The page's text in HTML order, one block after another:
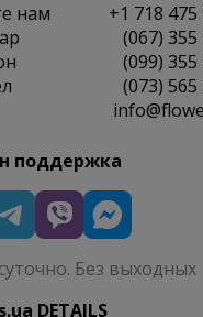
нам
+1 718 475
(067) 355
(099) 355
(073) 565
поддержка
Без выходных
DETAILS